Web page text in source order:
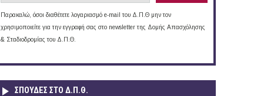
Παρακαλώ, όσοι διαθέτετε λογαριασμό e-mail του Δ.Π.Θ μην τον
χρησιμοποιείτε για την εγγραφή σας στο newsletter της Δομής Απασχόλησης
& Σταδιοδρομίας του Δ.Π.Θ.
ΣΠΟΥΔΈΣ ΣΤΟ Δ.Π.Θ.